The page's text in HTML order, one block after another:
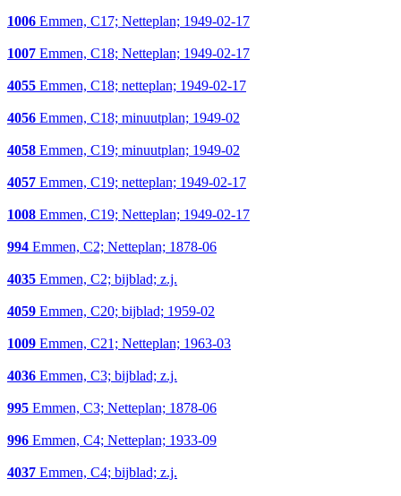
1006 Emmen, C17; Netteplan; 1949-02-17
1007 Emmen, C18; Netteplan; 1949-02-17
4055 Emmen, C18; netteplan; 1949-02-17
4056 Emmen, C18; minuutplan; 1949-02
4058 Emmen, C19; minuutplan; 1949-02
4057 Emmen, C19; netteplan; 1949-02-17
1008 Emmen, C19; Netteplan; 1949-02-17
994 Emmen, C2; Netteplan; 1878-06
4035 Emmen, C2; bijblad; z.j.
4059 Emmen, C20; bijblad; 1959-02
1009 Emmen, C21; Netteplan; 1963-03
4036 Emmen, C3; bijblad; z.j.
995 Emmen, C3; Netteplan; 1878-06
996 Emmen, C4; Netteplan; 1933-09
4037 Emmen, C4; bijblad; z.j.